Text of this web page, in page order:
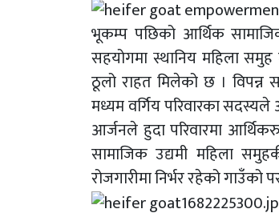
भूकम्प पछिको आर्थिक
सहयोगमा स्थानिय महिला
ठूलो राहत मिलेको छ । विपन्न
मध्यम वर्गिय परिवारका
आर्जनले हुदा परिवारमा
सामाजिक उद्यमी महिला
रोजगारीमा निर्भर रहेको गाउँको